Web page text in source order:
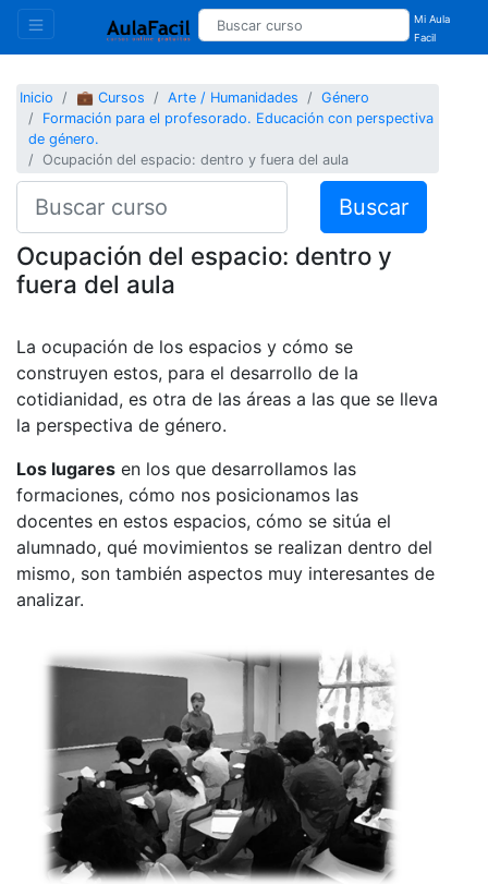
Mi Aula
Facil
Inicio 💼 Cursos Arte / Humanidades
Género
Formación para el profesorado. Educación con perspectiva
de género.
Ocupación del espacio: dentro y fuera del aula
Buscar
Ocupación del espacio: dentro y
fuera del aula
La ocupación de los espacios y cómo se
construyen estos, para el desarrollo de la
cotidianidad, es otra de las áreas a las que se lleva
la perspectiva de género.
Los lugares en los que desarrollamos las
formaciones, cómo nos posicionamos las
docentes en estos espacios, cómo se sitúa el
alumnado, qué movimientos se realizan dentro del
mismo, son también aspectos muy interesantes de
analizar.